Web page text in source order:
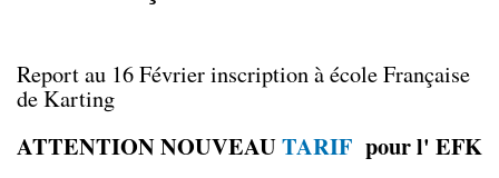
Report au 16 Février inscription à école Française
de Karting
ATTENTION NOUVEAUTARIF pour l' EFK